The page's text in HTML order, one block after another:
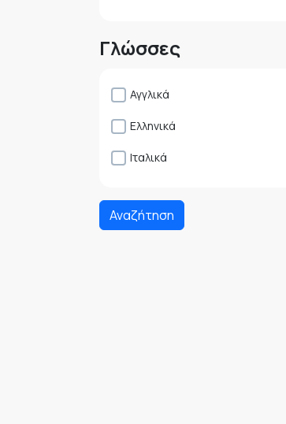
Γλώσσες
Αγγλικά
Ελληνικά
Ιταλικά
Αναζήτηση